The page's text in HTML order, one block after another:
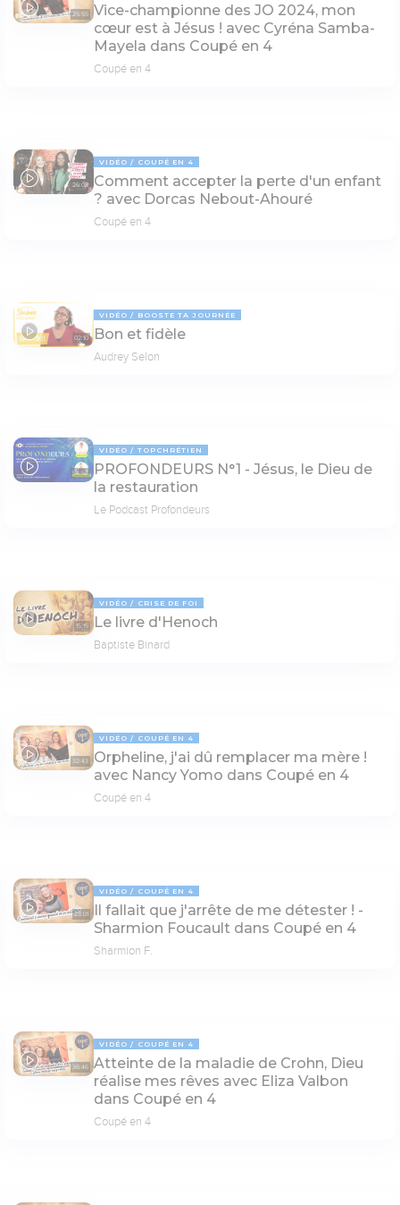
25:55
Vice-championne des JO 2024, mon
cœur est à Jésus ! avec Cyréna Samba-
Mayela dans Coupé en 4
Coupé en 4
26:08
VIDÉO COUPÉ EN 4
Comment accepter la perte d'un enfant
? avec Dorcas Nebout-Ahouré
Coupé en 4
02:10
VIDÉO BOOSTE TA JOURNÉE
Bon et fidèle
Audrey Selon
54:52
VIDÉO TOPCHRÉTIEN
PROFONDEURS N°1 - Jésus, le Dieu de
la restauration
Le Podcast Profondeurs
15:15
VIDÉO CRISE DE FOI
Le livre d'Henoch
Baptiste Binard
32:43
VIDÉO COUPÉ EN 4
Orpheline, j'ai dû remplacer ma mère !
avec Nancy Yomo dans Coupé en 4
Coupé en 4
23:01
VIDÉO COUPÉ EN 4
Il fallait que j'arrête de me détester ! -
Sharmion Foucault dans Coupé en 4
Sharmion F.
36:46
VIDÉO COUPÉ EN 4
Atteinte de la maladie de Crohn, Dieu
réalise mes rêves avec Eliza Valbon
dans Coupé en 4
Coupé en 4